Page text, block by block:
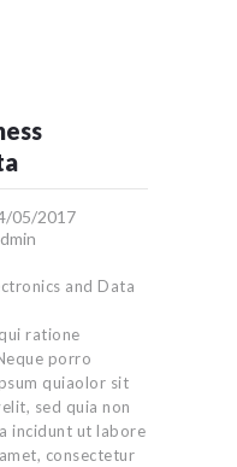
05/2017
ratione
porro
quiaolor sit
sed quia non
incidunt ut labore
consectetur